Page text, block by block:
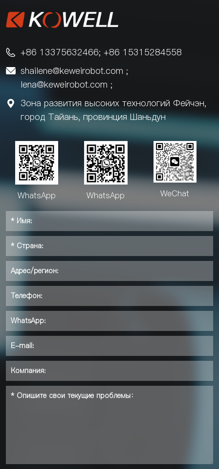
 +86 13375632466; +86 15315284558
 shailene@keweirobot.com ;
lena@keweirobot.com ;

Зона развития высоких технологий Фейчэн,
город Тайань, провинция Шаньдун
WhatsApp WhatsApp WeChat